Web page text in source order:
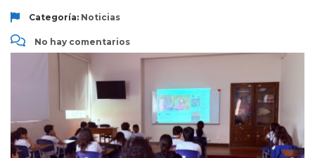
Categoría: Noticias
No hay comentarios